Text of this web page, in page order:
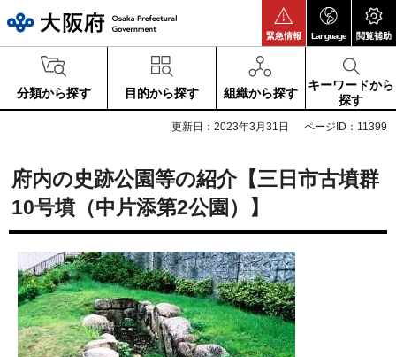
緊急情報 Language 閲覧補助
分類から探す 目的から探す 組織から探す
キーワードから
探す
更新日：2023年3月31日 ページID：11399
府内の史跡公園等の紹介【三日市古墳群
10号墳（中片添第2公園）】